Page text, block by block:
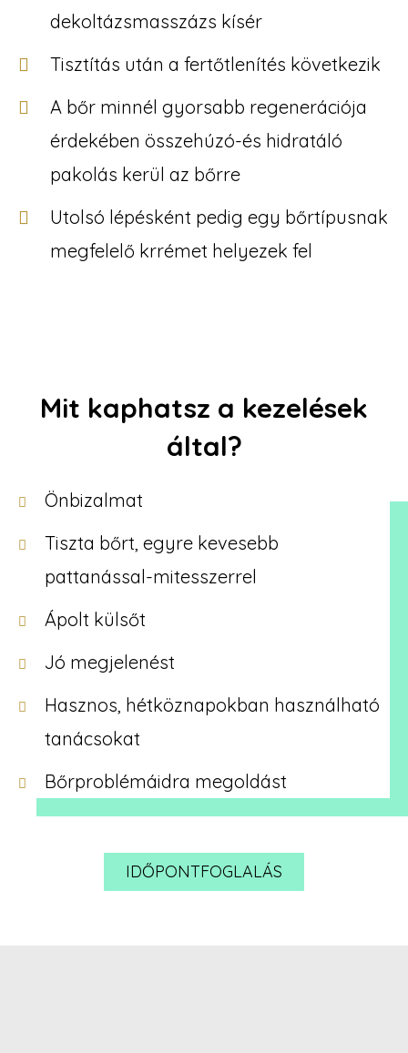
dekoltázsmasszázs kísér
Tisztítás után a fertőtlenítés következik
A bőr minnél gyorsabb regenerációja
érdekében összehúzó-és hidratáló
pakolás kerül az bőrre
Utolsó lépésként pedig egy bőrtípusnak
megfelelő krrémet helyezek fel
Mit kaphatsz a kezelések
által?
Önbizalmat
Tiszta bőrt, egyre kevesebb
pattanással-mitesszerrel
Ápolt külsőt
Jó megjelenést
Hasznos, hétköznapokban használható
tanácsokat
Bőrproblémáidra megoldást
IDŐPONTFOGLALÁS